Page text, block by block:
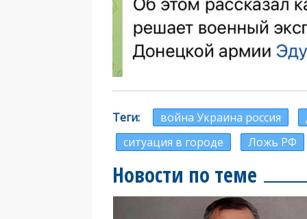
Теги война Украина россия
ситуация в городе
Ложь РФ
Новости по теме